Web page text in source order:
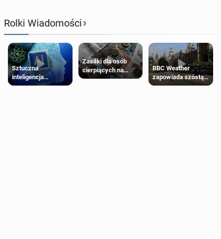
Rolki Wiadomości›
Sztuczna
inteligencja
próbowała oszukać
Zasiłki dla osób
cierpiących na
schorzenia
BBC Weather
zapowiada szóstą
falę upałów w